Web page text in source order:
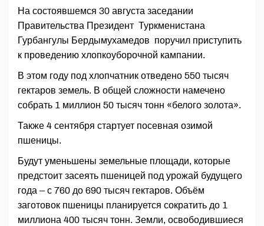
На состоявшемся 30 августа заседании
Правительства Президент Туркменистана
Гурбангулы Бердымухамедов поручил приступить
к проведению хлопкоуборочной кампании.
В этом году под хлопчатник отведено 550 тысяч
гектаров земель. В общей сложности намечено
собрать 1 миллион 50 тысяч тонн «белого золота».
Также 4 сентября стартует посевная озимой
пшеницы.
Будут уменьшены земельные площади, которые
предстоит засеять пшеницей под урожай будущего
года – с 760 до 690 тысяч гектаров. Объём
заготовок пшеницы планируется сократить до 1
миллиона 400 тысяч тонн. Земли, освободившиеся